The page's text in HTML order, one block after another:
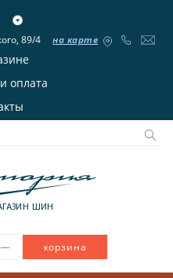
89/4 на карте
оплата
ШИН
корзина